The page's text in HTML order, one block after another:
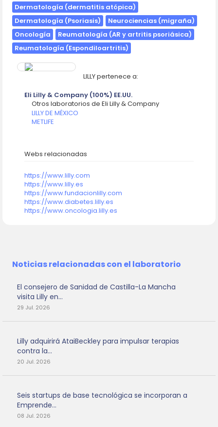
Dermatología (dermatitis atópica)
Dermatología (Psoriasis)
Neurociencias (migraña)
Oncología
Reumatología (AR y artritis psoriásica)
Reumatología (Espondiloartritis)
LILLY pertenece a:
Eli Lilly & Company (100%) EE.UU.
Otros laboratorios de Eli Lilly & Company
LILLY DE MÉXICO
METLIFE
Webs relacionadas
https://www.lilly.com
https://www.lilly.es
https://www.fundacionlilly.com
https://www.diabetes.lilly.es
https://www.oncologia.lilly.es
Noticias relacionadas con el laboratorio
El consejero de Sanidad de Castilla-La Mancha
visita Lilly en...
29 Jul. 2026
Lilly adquirirá AtaiBeckley para impulsar terapias
contra la...
20 Jul. 2026
Seis startups de base tecnológica se incorporan a
Emprende...
08 Jul. 2026